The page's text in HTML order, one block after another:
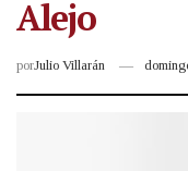
Alejo
porJulio Villarán